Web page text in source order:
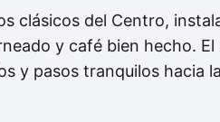
clásicos del Centro,
y café bien hecho.
y pasos tranquilos hacia